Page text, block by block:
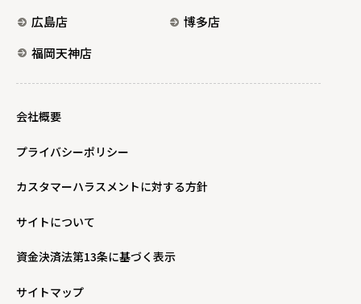
広島店
博多店
福岡天神店
会社概要
プライバシーポリシー
カスタマーハラスメントに対する方針
サイトについて
資金決済法第13条に基づく表示
サイトマップ